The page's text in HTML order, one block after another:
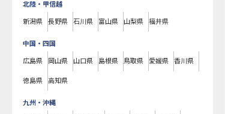
北陸・甲信越
新潟県 長野県 石川県 富山県 山梨県 福井県
中国・四国
広島県 岡山県 山口県 島根県 鳥取県 愛媛県 香川県
徳島県 高知県
九州・沖縄